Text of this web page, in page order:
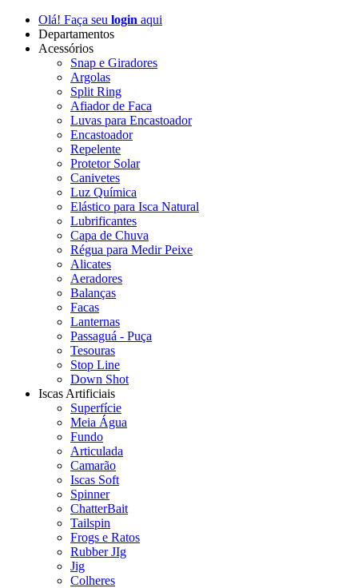
Olá! Faça seu login aqui
Departamentos
Acessórios
Snap e Giradores
Argolas
Split Ring
Afiador de Faca
Luvas para Encastoador
Encastoador
Repelente
Protetor Solar
Canivetes
Luz Química
Elástico para Isca Natural
Lubrificantes
Capa de Chuva
Régua para Medir Peixe
Alicates
Aeradores
Balanças
Facas
Lanternas
Passaguá - Puça
Tesouras
Stop Line
Down Shot
Iscas Artificiais
Superfície
Meia Água
Fundo
Articulada
Camarão
Iscas Soft
Spinner
ChatterBait
Tailspin
Frogs e Ratos
Rubber JIg
Jig
Colheres